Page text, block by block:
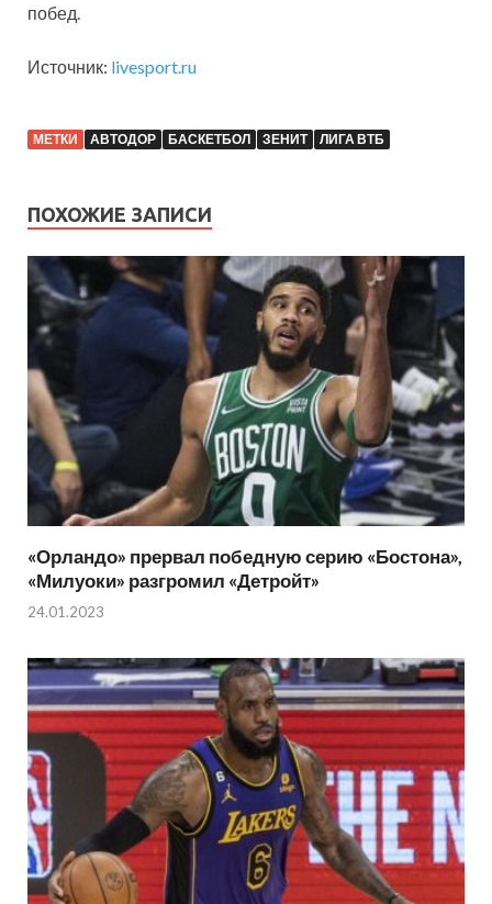
побед.
Источник: livesport.ru
МЕТКИ АВТОДОР БАСКЕТБОЛ ЗЕНИТ ЛИГА ВТБ
ПОХОЖИЕ ЗАПИСИ
«Орландо» прервал победную серию «Бостона»,
«Милуоки» разгромил «Детройт»
24.01.2023